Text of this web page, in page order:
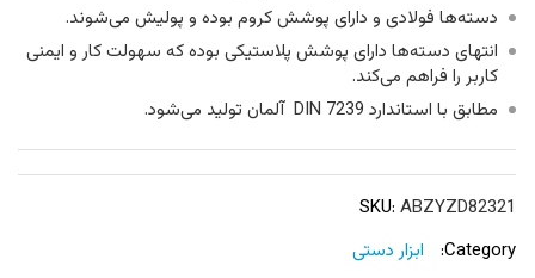
دسته‌ها فولادی و دارای پوشش کروم بوده و پولیش می‌شوند.
انتهای دسته‌ها دارای پوشش پلاستیکی بوده که سهولت کار و ایمنی
کاربر را فراهم می‌کند.
مطابق با استاندارد 7239 DIN آلمان تولید می‌شود.
SKU: ABZYZD82321
Category:
ابزار دستی